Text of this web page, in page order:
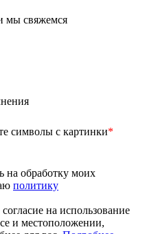
мы свяжемся
символы с картинки*
на обработку моих
политику
на использование
и местоположении,